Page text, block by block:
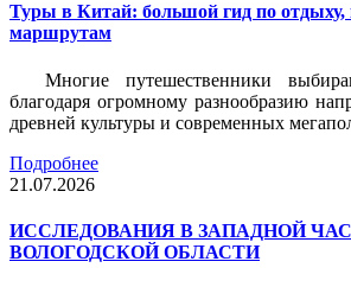
Туры в Китай: большой гид по отдыху,
маршрутам
Многие путешественники
благодаря огромному разнообразию
древней культуры и современных
Подробнее
21.07.2026
ИССЛЕДОВАНИЯ В ЗАПАДНОЙ
ВОЛОГОДСКОЙ ОБЛАСТИ